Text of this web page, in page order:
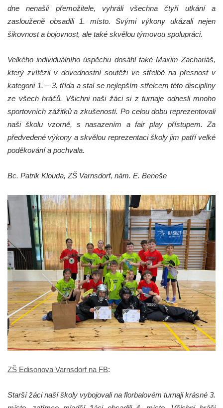
dne nenašli přemožitele, vyhráli všechna čtyři utkání a
zaslouženě obsadili 1. místo. Svými výkony ukázali nejen
šikovnost a bojovnost, ale také skvělou týmovou spolupráci.
Velkého individuálního úspěchu dosáhl také Maxim Zachariáš,
který zvítězil v dovednostní soutěži ve střelbě na přesnost v
kategorii 1. – 3. třída a stal se nejlepším střelcem této disciplíny
ze všech hráčů. Všichni naši žáci si z turnaje odnesli mnoho
sportovních zážitků a zkušeností. Po celou dobu reprezentovali
naši školu vzorně, s nasazením a fair play přístupem. Za
předvedené výkony a skvělou reprezentaci školy jim patří velké
poděkování a pochvala.
Bc. Patrik Klouda, ZŠ Varnsdorf, nám. E. Beneše
ZŠ Edisonova Varnsdorf na FB:
Starší žáci naší školy vybojovali na florbalovém turnaji krásné 3.